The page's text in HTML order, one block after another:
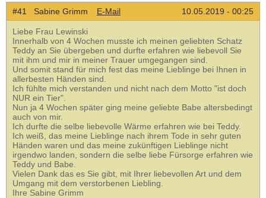
#41 Sabine Grimm E-Mail 10.05.2019 - 00:25
Liebe Frau Lewinski
Innerhalb von 4 Wochen musste ich meinen geliebten Schatz
Teddy an Sie übergeben und durfte erfahren wie liebevoll Sie
mit ihm und mir in meiner Trauer umgegangen sind.
Und somit stand für mich fest das meine Lieblinge bei Ihnen in
allerbesten Händen sind.
Ich fühlte mich verstanden und nicht nach dem Motto "ist doch
NUR ein Tier".
Nun ja 4 Wochen später ging meine geliebte Babe altersbedingt
auch von mir.
Ich durfte die selbe liebevolle Wärme erfahren wie bei Teddy.
Ich weiß, das meine Lieblinge nach ihrem Tode in sehr guten
Händen waren und das meine zukünftigen Lieblinge nicht
irgendwo landen, sondern die selbe liebe Fürsorge erfahren wie
Teddy und Babe.
Vielen Dank das es Sie gibt, mit Ihrer liebevollen Art und dem
Umgang mit dem verstorbenen Liebling.
Ihre Sabine Grimm